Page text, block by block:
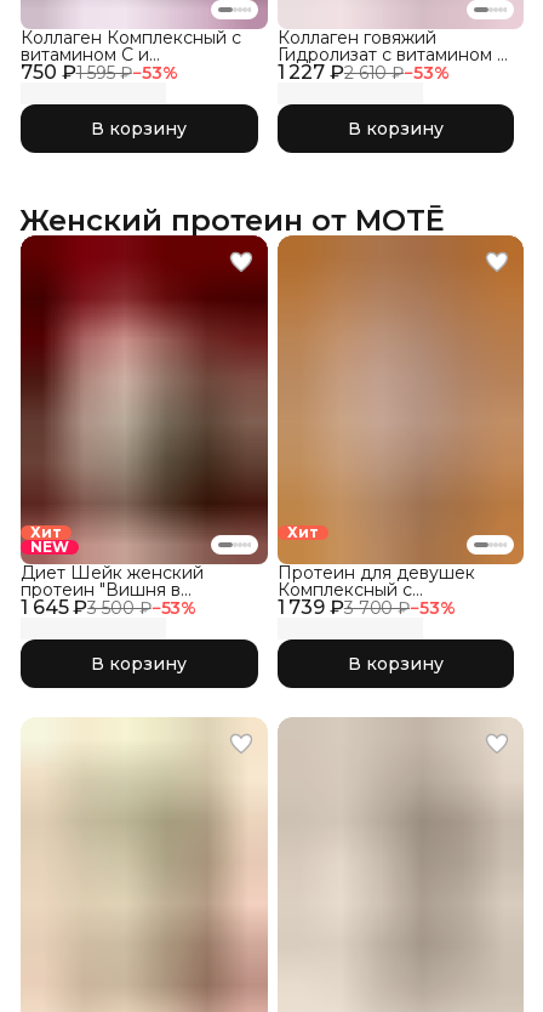
750 ₽1 595 ₽−53%
Коллаген Комплексный с
витамином C и
гиалуроновой кислотой,
В корзину
1 227 ₽2 610 ₽−53%
Коллаген говяжий
Гидролизат с витамином С,
300г
В корзину
Женский протеин от MOTĒ
Хит
NEW
1 645 ₽3 500 ₽−53%
Диет Шейк женский
протеин "Вишня в
шоколаде"
В корзину
Хит
1 739 ₽3 700 ₽−53%
Протеин для девушек
Комплексный с
Коллагеном, Соленая
В корзину